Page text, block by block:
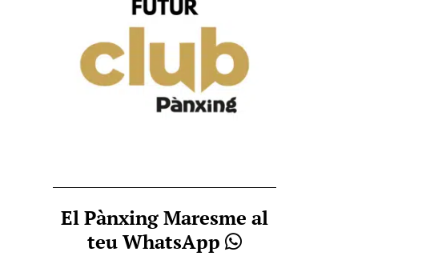
El Pànxing Maresme al
teu WhatsApp